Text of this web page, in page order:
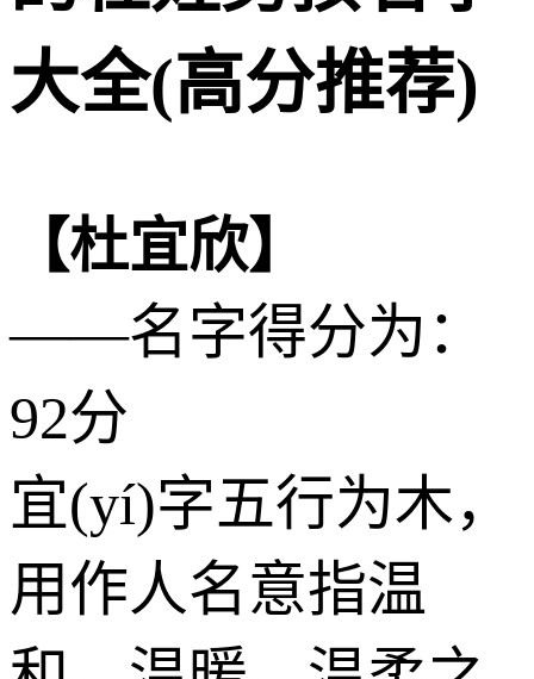
大全(高分推荐)
【杜宜欣】
——名字得分为：
92分
宜(yí)字五行为木，
用作人名意指温